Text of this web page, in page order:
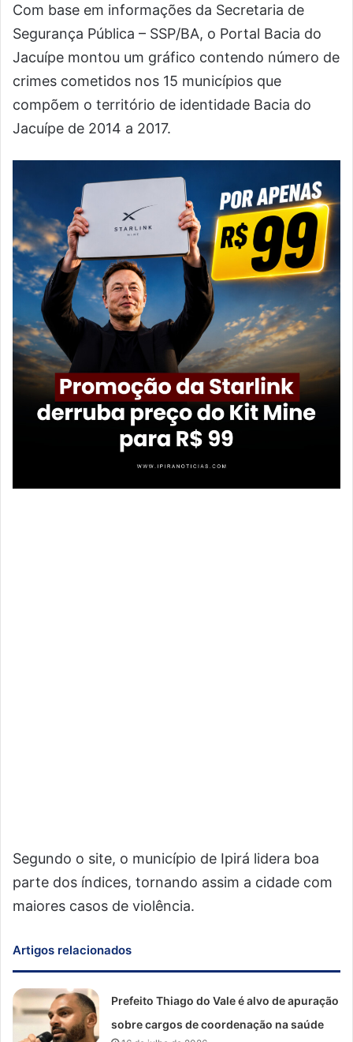
Com base em informações da Secretaria de
Segurança Pública – SSP/BA, o Portal Bacia do
Jacuípe montou um gráfico contendo número de
crimes cometidos nos 15 municípios que
compõem o território de identidade Bacia do
Jacuípe de 2014 a 2017.
Segundo o site, o município de Ipirá lidera boa
parte dos índices, tornando assim a cidade com
maiores casos de violência.
Artigos relacionados
Prefeito Thiago do Vale é alvo de apuração
sobre cargos de coordenação na saúde